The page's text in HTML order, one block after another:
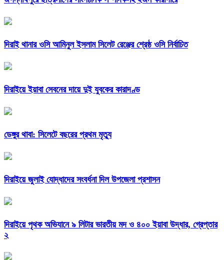
দিরাই থানার ওসি আমিনুল ইসলাম সিলেট রেঞ্জের শ্রেষ্ঠ ওসি নির্বাচিত
দিরাইয়ে ইয়াবা সেবনের দায়ে দুই যুবকের কারাদণ্ড
ডেঙ্গুর থাবা: সিলেটে বছরের প্রথম মৃত্যু
দিরাইয়ে জুলাই যোদ্ধাদের সংবর্ধনা দিল উপজেলা প্রশাসন
দিরাইয়ে পৃথক অভিযানে ৯ লিটার ভারতীয় মদ ও ৪০০ ইয়াবা উদ্ধার, গ্রেপ্তার
২